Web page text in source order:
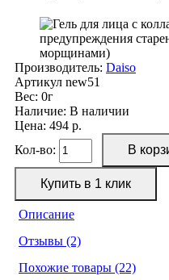
Производитель: Daiso
Артикул new51
Вес: 0г
Наличие: В наличии
Цена: 494 р.
Кол-во:
Описание
Отзывы (2)
Похожие товары (22)